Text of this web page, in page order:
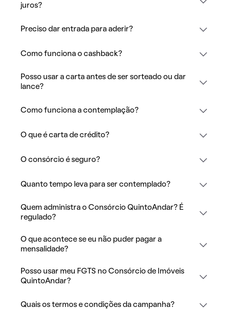
juros?
Preciso dar entrada para aderir?
Como funciona o cashback?
Posso usar a carta antes de ser sorteado ou dar
lance?
Como funciona a contemplação?
O que é carta de crédito?
O consórcio é seguro?
Quanto tempo leva para ser contemplado?
Quem administra o Consórcio QuintoAndar? É
regulado?
O que acontece se eu não puder pagar a
mensalidade?
Posso usar meu FGTS no Consórcio de Imóveis
QuintoAndar?
Quais os termos e condições da campanha?